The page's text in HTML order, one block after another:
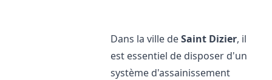
Dans la ville deSaint Dizier, il
est essentiel de disposer d'un
système d'assainissement